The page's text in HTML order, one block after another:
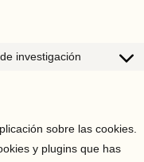
investigación
sobre las cookies.
y plugins que has